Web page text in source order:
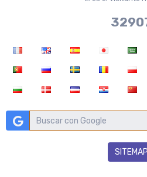
SITEMAP